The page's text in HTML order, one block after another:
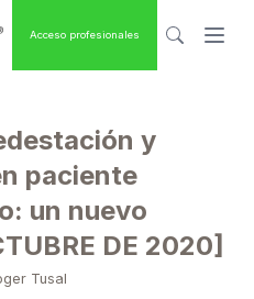
Acceso profesionales
y
paciente
un nuevo
DE 2020]
Tusal